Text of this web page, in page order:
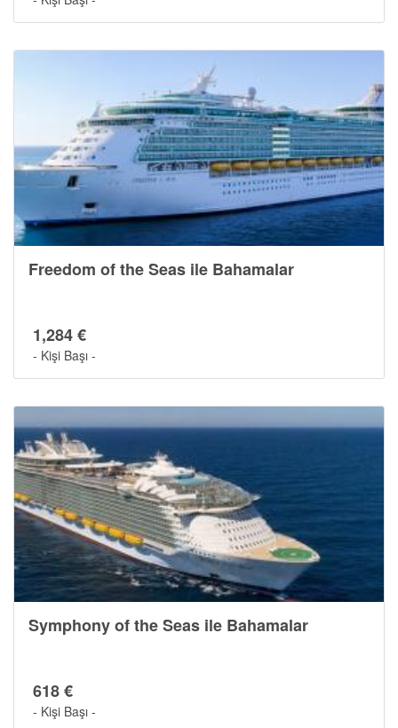
Son Kabinler
Freedom of the Seas ile Bahamalar
1,284 €
- Kişi Başı -
Symphony of the Seas ile Bahamalar
618 €
- Kişi Başı -